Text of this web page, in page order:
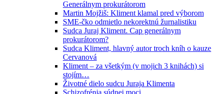
Generálnym prokurátorom
Martin Mojžiš: Kliment klamal pred výborom
SME-čko odmietlo nekorektnú žurnalistiku
Sudca Juraj Kliment. Cap generálnym
prokurátorom?
Sudca Kliment, hlavný autor troch kníh o kauze
Cervanová
Kliment – za všetkým (v mojich 3 knihách) si
stojím…
Životné dielo sudcu Juraja Klimenta
Schizofrénia súdnej moci